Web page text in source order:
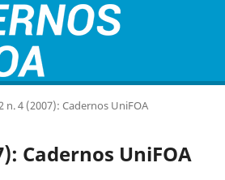
n. 4 (2007): Cadernos UniFOA
Cadernos UniFOA